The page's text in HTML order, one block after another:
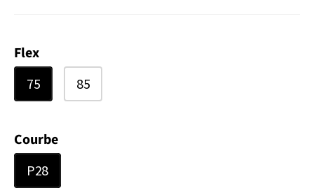
Flex
75 85
Courbe
P28